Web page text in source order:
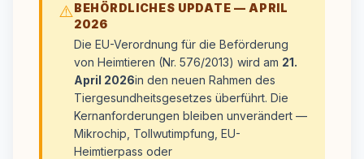
⚠️BEHÖRDLICHES UPDATE — APRIL
2026
Die EU-Verordnung für die Beförderung
von Heimtieren (Nr. 576/2013) wird am 21.
April 2026in den neuen Rahmen des
Tiergesundheitsgesetzes überführt. Die
Kernanforderungen bleiben unverändert —
Mikrochip, Tollwutimpfung, EU-
Heimtierpass oder